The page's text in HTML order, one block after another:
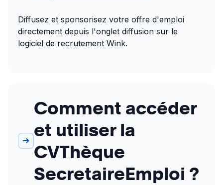
Diffusez et sponsorisez votre offre d'emploi
directement depuis l'onglet diffusion sur le
logiciel de recrutement Wink.
Comment accéder
et utiliser la
CVThèque
SecretaireEmploi ?